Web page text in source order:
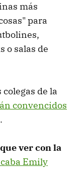
más
para
o salas de
de la
convencidos
ver con la
Emily